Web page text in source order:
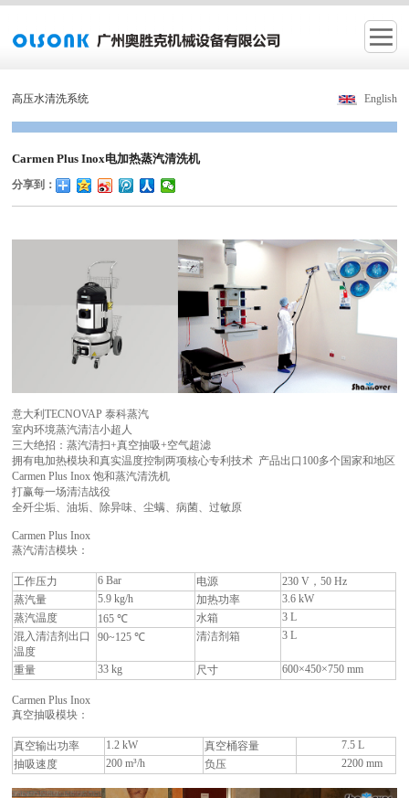
高压水清洗系统 English
Carmen Plus Inox电加热蒸汽清洗机
分享到：
意大利TECNOVAP 泰科蒸汽
室内环境蒸汽清洁小超人
三大绝招：蒸汽清扫+真空抽吸+空气超滤
拥有电加热模块和真实温度控制两项核心专利技术 产品出口100多个国家和地区
Carmen Plus Inox 饱和蒸汽清洗机
打赢每一场清洁战役
全歼尘垢、油垢、除异味、尘螨、病菌、过敏原
Carmen Plus Inox
蒸汽清洁模块：
工作压力 6 Bar 电源
230 V，50 Hz
蒸汽量
5.9 kg/h 加热功率
3.6 kW
蒸汽温度
165 ℃ 水箱
3 L
混入清洁剂出口
温度
90~125 ℃ 清洁剂箱 3 L
重量 33 kg 尺寸 600×450×750 mm
Carmen Plus Inox
真空抽吸模块：
真空输出功率 1.2 kW 真空桶容量
7.5 L
抽吸速度
200 m³/h 负压 2200 mm